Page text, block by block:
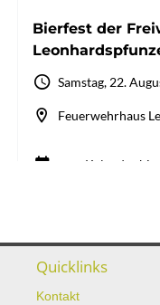
Quicklinks
Kontakt